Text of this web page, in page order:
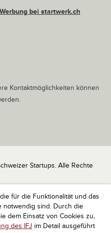
für die Funktionalität und das
notwendig sind. Durch die
dem Einsatz von Cookies zu,
des IFJ im Detail ausgeführt
Werbung bei startwerk.ch
Kontaktmöglichkeiten können
Startups. Alle Rechte